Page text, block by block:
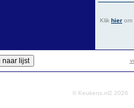
Klik hier om
© Keukens.nl2